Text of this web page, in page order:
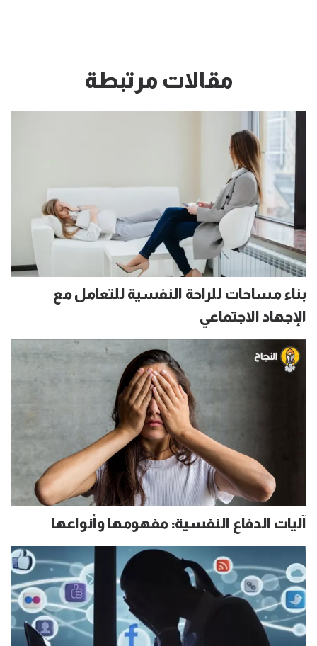
مقالات مرتبطة
بناء مساحات للراحة النفسية للتعامل مع
الإجهاد الاجتماعي
آليات الدفاع النفسية: مفهومها وأنواعها